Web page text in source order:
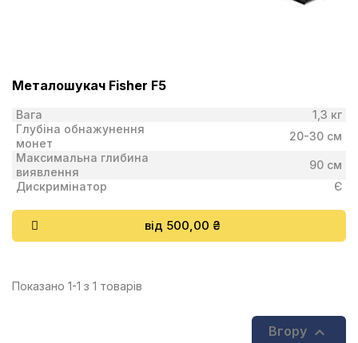
Металошукач Fisher F5
Вага
1,3 кг
Глубіна обнажунення
монет
20-30 см
Максимальна глибина
виявлення
90 см
Дискримінатор
Є
від 500,00 ₴
Показано 1-1 з 1 товарів
Вгору 